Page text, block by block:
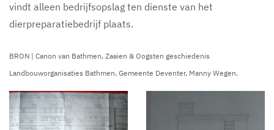
vindt alleen bedrijfsopslag ten dienste van het
dierpreparatiebedrijf plaats.
BRON | Canon van Bathmen, Zaaien & Oogsten geschiedenis
Landbouworganisaties Bathmen, Gemeente Deventer, Manny Wegen.